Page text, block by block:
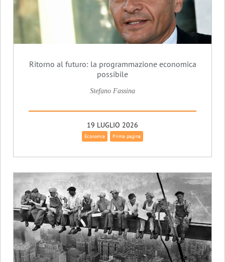
Ritorno al futuro: la programmazione economica
possibile
Stefano Fassina
19 LUGLIO 2026
Economia Prima pagina